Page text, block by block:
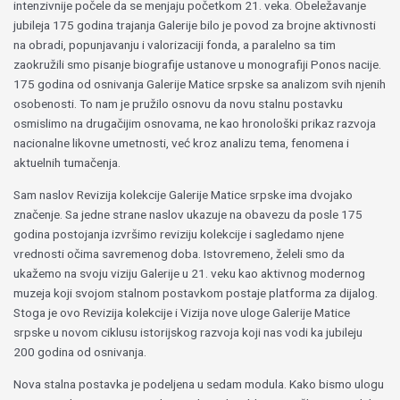
intenzivnije počele da se menjaju početkom 21. veka. Obeležavanje
jubileja 175 godina trajanja Galerije bilo je povod za brojne aktivnosti
na obradi, popunjavanju i valorizaciji fonda, a paralelno sa tim
zaokružili smo pisanje biografije ustanove u monografiji Ponos nacije.
175 godina od osnivanja Galerije Matice srpske sa analizom svih njenih
osobenosti. To nam je pružilo osnovu da novu stalnu postavku
osmislimo na drugačijim osnovama, ne kao hronološki prikaz razvoja
nacionalne likovne umetnosti, već kroz analizu tema, fenomena i
aktuelnih tumačenja.
Sam naslov Revizija kolekcije Galerije Matice srpske ima dvojako
značenje. Sa jedne strane naslov ukazuje na obavezu da posle 175
godina postojanja izvršimo reviziju kolekcije i sagledamo njene
vrednosti očima savremenog doba. Istovremeno, želeli smo da
ukažemo na svoju viziju Galerije u 21. veku kao aktivnog modernog
muzeja koji svojom stalnom postavkom postaje platforma za dijalog.
Stoga je ovo Revizija kolekcije i Vizija nove uloge Galerije Matice
srpske u novom ciklusu istorijskog razvoja koji nas vodi ka jubileju
200 godina od osnivanja.
Nova stalna postavka je podeljena u sedam modula. Kako bismo ulogu